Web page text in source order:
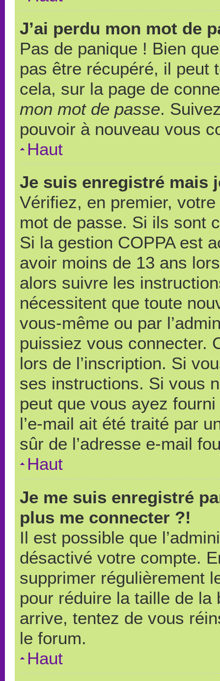
J’ai perdu mon mot de
Pas de panique ! Bien
pas être récupéré, il peut
cela, sur la page de
mon mot de passe.
pouvoir à nouveau vous
Haut
Je suis enregistré mais
Vérifiez, en premier,
mot de passe. Si ils sont
Si la gestion COPPA est
avoir moins de 13 ans
alors suivre les
nécessitent que toute
vous-même ou par
puissiez vous connecter.
lors de l’inscription. Si
ses instructions. Si vous
peut que vous ayez
l’e-mail ait été traité par
sûr de l’adresse e-mail
Haut
Je me suis enregistré
plus me connecter ?!
Il est possible que
désactivé votre compte.
supprimer régulièrement
pour réduire la taille de
arrive, tentez de vous
le forum.
Haut